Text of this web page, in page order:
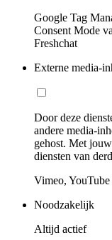
Google Tag
Consent Mode
Freshchat
Externe media-
Door deze
andere media-
gehost. Met
diensten van
Vimeo, YouTube
Noodzakelijk
Altijd actief